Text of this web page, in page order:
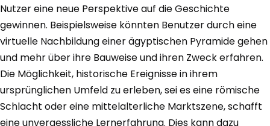
Nutzer eine neue Perspektive auf die Geschichte
gewinnen. Beispielsweise könnten Benutzer durch eine
virtuelle Nachbildung einer ägyptischen Pyramide gehen
und mehr über ihre Bauweise und ihren Zweck erfahren.
Die Möglichkeit, historische Ereignisse in ihrem
ursprünglichen Umfeld zu erleben, sei es eine römische
Schlacht oder eine mittelalterliche Marktszene, schafft
eine unvergessliche Lernerfahrung. Dies kann dazu